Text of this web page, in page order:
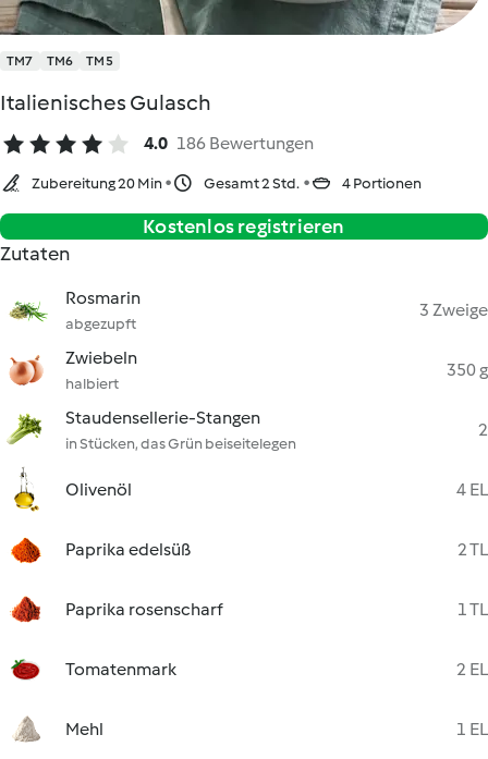
TM7 TM6 TM5
Italienisches Gulasch
4.0 186 Bewertungen
Zubereitung 20 Min Gesamt 2 Std. 4 Portionen
Kostenlos registrieren
Zutaten
Rosmarin
abgezupft
3 Zweige
Zwiebeln
halbiert
350 g
Staudensellerie-Stangen
in Stücken, das Grün beiseitelegen
2
Olivenöl 4 EL
Paprika edelsüß 2 TL
Paprika rosenscharf 1 TL
Tomatenmark 2 EL
Mehl 1 EL